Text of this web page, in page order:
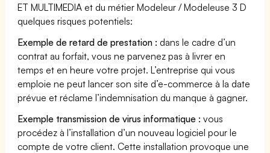
ET MULTIMEDIA et du métier Modeleur / Modeleuse 3 D
quelques risques potentiels:
Exemple de retard de prestation : dans le cadre d’un
contrat au forfait, vous ne parvenez pas à livrer en
temps et en heure votre projet. L’entreprise qui vous
emploie ne peut lancer son site d’e-commerce à la date
prévue et réclame l’indemnisation du manque à gagner.
Exemple transmission de virus informatique : vous
procédez à l’installation d’un nouveau logiciel pour le
compte de votre client. Cette installation provoque une